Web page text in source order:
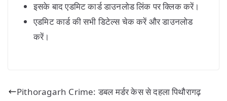
इसके बाद एडमिट कार्ड डाउनलोड लिंक पर क्लिक करें।
एडमिट कार्ड की सभी डिटेल्स चेक करें और डाउनलोड
करें।
Pithoragarh Crime: डबल मर्डर केस से दहला पिथौरागढ़